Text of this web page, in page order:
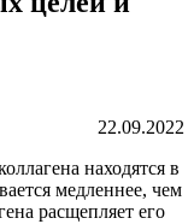
22.09.2022
находятся в
медленнее, чем
расщепляет его